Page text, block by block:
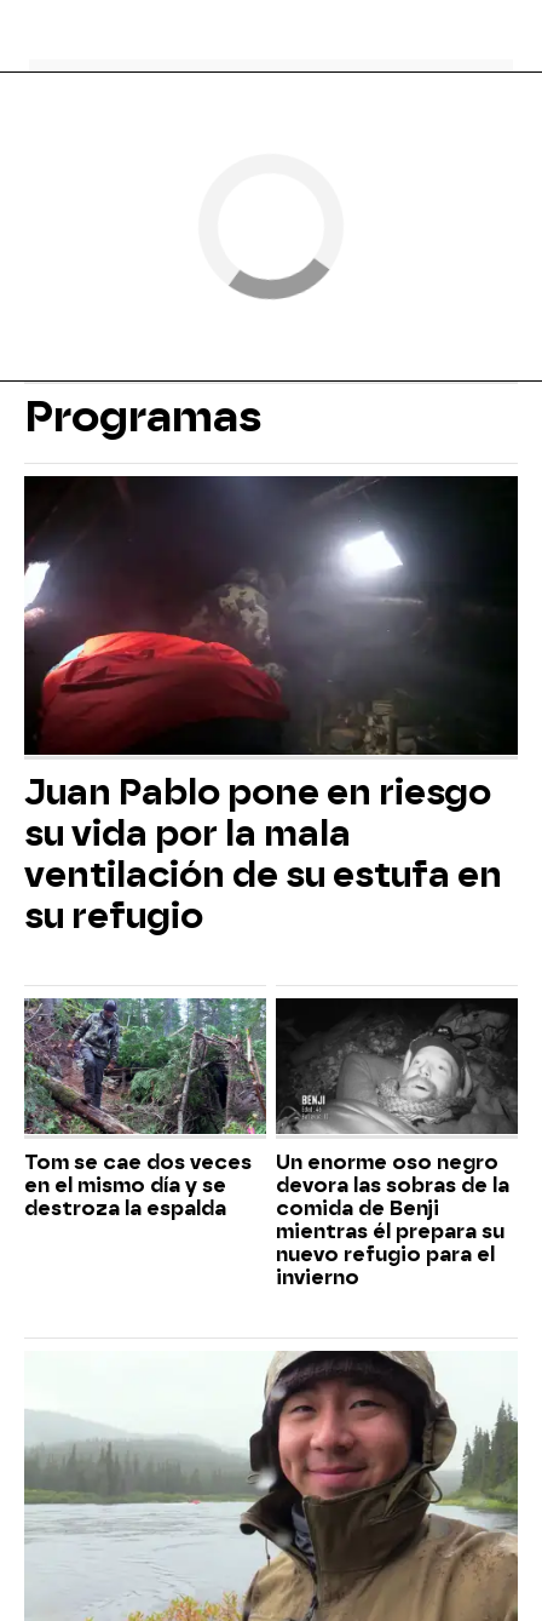
Programas
Juan Pablo pone en riesgo
su vida por la mala
ventilación de su estufa en
su refugio
Tom se cae dos veces
en el mismo día y se
destroza la espalda
Un enorme oso negro
devora las sobras de la
comida de Benji
mientras él prepara su
nuevo refugio para el
invierno